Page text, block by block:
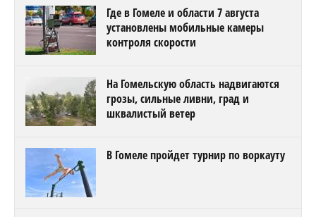
Где в Гомеле и области 7 августа
установлены мобильные камеры
контроля скорости
На Гомельскую область надвигаются
грозы, сильные ливни, град и
шквалистый ветер
В Гомеле пройдет турнир по воркауту